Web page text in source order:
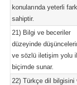
konularında yeterli
sahiptir.
21) Bilgi ve beceriler
düzeyinde
ve sözlü iletişim yolu
biçimde sunar.
22) Türkçe dil bilgisini